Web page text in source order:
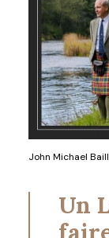
John Michael
Un